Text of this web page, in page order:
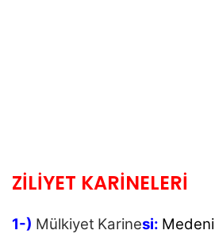
ZİLİYET KARİNELERİ
1-) Mülkiyet Karinesi: Medeni